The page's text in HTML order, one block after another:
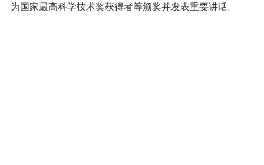
为国家最高科学技术奖获得者等颁奖并发表重要讲话。